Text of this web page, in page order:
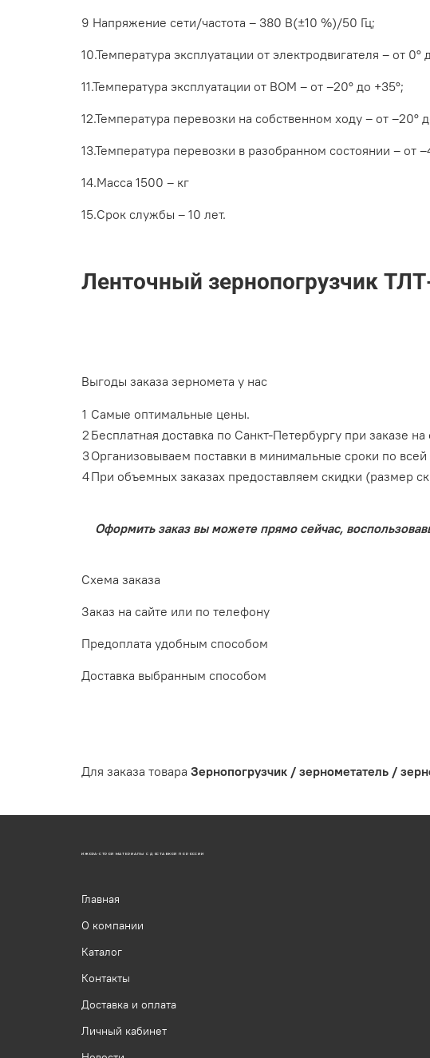
9 Напряжение сети/частота – 380 В(±10 %)/50 Гц;
10.Температура эксплуатации от электродвигателя – от 0°
11.Температура эксплуатации от ВОМ – от –20° до +35°;
12.Температура перевозки на собственном ходу – от –20°
13.Температура перевозки в разобранном состоянии – от
14.Масса 1500 – кг
15.Срок службы – 10 лет.
Ленточный зернопогрузчик
Выгоды заказа зерномета у нас
1 Самые оптимальные цены.
2 Бесплатная доставка по Санкт-Петербургу при заказе
3Организовываем поставки в минимальные сроки по
4При объемных заказах предоставляем скидки (размер
Оформить заказ вы можете прямо сейчас,
Схема заказа
Заказ на сайте или по телефону
Предоплата удобным способом
Доставка выбранным способом
Для заказа товара Зернопогрузчик / зернометатель /
ИЖОРА-СТРОЙ МАТЕРИАЛЫ С ДОСТАВКОЙ ПО РОССИИ
Главная
О компании
Каталог
Контакты
Доставка и оплата
Личный кабинет